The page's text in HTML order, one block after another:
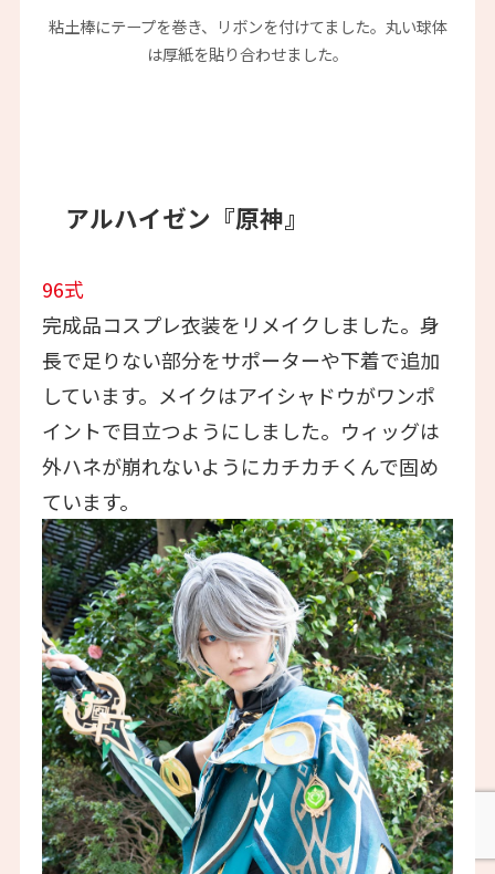
粘土棒にテープを巻き、リボンを付けてました。丸い球体
は厚紙を貼り合わせました。
アルハイゼン『原神』
96式
完成品コスプレ衣装をリメイクしました。身
長で足りない部分をサポーターや下着で追加
しています。メイクはアイシャドウがワンポ
イントで目立つようにしました。ウィッグは
外ハネが崩れないようにカチカチくんで固め
ています。